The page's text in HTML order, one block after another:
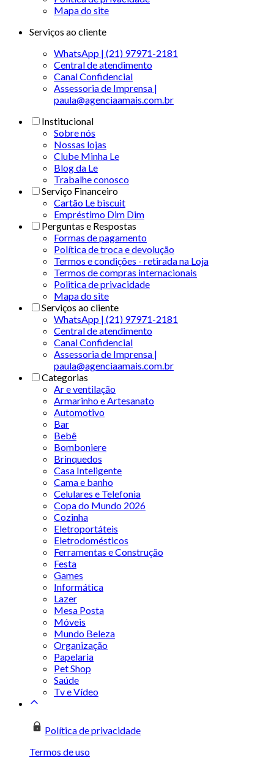
Mapa do site
Serviços ao cliente
WhatsApp | (21) 97971-2181
Central de atendimento
Canal Confidencial
Assessoria de Imprensa |
paula@agenciaamais.com.br
Institucional
Sobre nós
Nossas lojas
Clube Minha Le
Blog da Le
Trabalhe conosco
Serviço Financeiro
Cartão Le biscuit
Empréstimo Dim Dim
Perguntas e Respostas
Formas de pagamento
Política de troca e devolução
Termos e condições - retirada na Loja
Termos de compras internacionais
Politica de privacidade
Mapa do site
Serviços ao cliente
WhatsApp | (21) 97971-2181
Central de atendimento
Canal Confidencial
Assessoria de Imprensa |
paula@agenciaamais.com.br
Categorias
Ar e ventilação
Armarinho e Artesanato
Automotivo
Bar
Bebê
Bomboniere
Brinquedos
Casa Inteligente
Cama e banho
Celulares e Telefonia
Copa do Mundo 2026
Cozinha
Eletroportáteis
Eletrodomésticos
Ferramentas e Construção
Festa
Games
Informática
Lazer
Mesa Posta
Móveis
Mundo Beleza
Organização
Papelaria
Pet Shop
Saúde
Tv e Vídeo
Política de privacidade
Termos de uso